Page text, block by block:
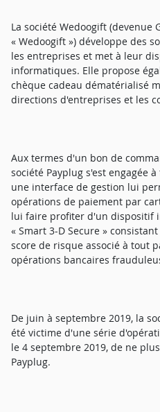
La société Wedoogift (devenue
« Wedoogift ») développe des
les entreprises et met à leur
informatiques. Elle propose
chèque cadeau dématérialisé
directions d'entreprises et les
Aux termes d'un bon de
société Payplug s'est engagée
une interface de gestion lui
opérations de paiement par
lui faire profiter d'un dispositif
« Smart 3-D Secure »
score de risque associé à tout
opérations bancaires
De juin à septembre 2019, la
été victime d'une série
le 4 septembre 2019, de ne
Payplug.